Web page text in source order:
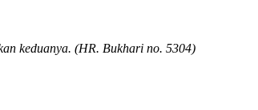
keduanya. (HR. Bukhari no. 5304)